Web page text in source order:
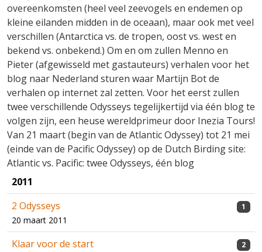
overeenkomsten (heel veel zeevogels en endemen op
kleine eilanden midden in de oceaan), maar ook met veel
verschillen (Antarctica vs. de tropen, oost vs. west en
bekend vs. onbekend.) Om en om zullen Menno en
Pieter (afgewisseld met gastauteurs) verhalen voor het
blog naar Nederland sturen waar Martijn Bot de
verhalen op internet zal zetten. Voor het eerst zullen
twee verschillende Odysseys tegelijkertijd via één blog te
volgen zijn, een heuse wereldprimeur door Inezia Tours!
Van 21 maart (begin van de Atlantic Odyssey) tot 21 mei
(einde van de Pacific Odyssey) op de Dutch Birding site:
Atlantic vs. Pacific: twee Odysseys, één blog
2011
2 Odysseys
20 maart 2011
1
Klaar voor de start 2